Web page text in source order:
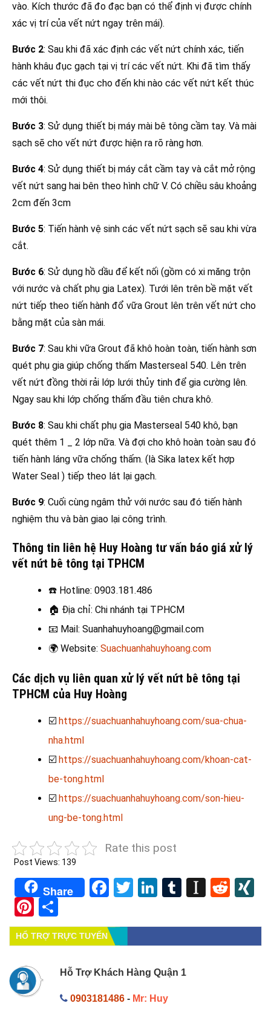
vào. Kích thước đã đo đạc bạn có thể định vị được chính
xác vị trí của vết nứt ngay trên mái).
Bước 2: Sau khi đã xác định các vết nứt chính xác, tiến
hành khâu đục gạch tại vị trí các vết nứt. Khi đã tìm thấy
các vết nứt thi đục cho đến khi nào các vết nứt kết thúc
mới thôi.
Bước 3: Sử dụng thiết bị máy mài bê tông cầm tay. Và mài
sạch sẽ cho vết nứt được hiện ra rõ ràng hơn.
Bước 4: Sử dụng thiết bị máy cắt cầm tay và cắt mở rộng
vết nứt sang hai bên theo hình chữ V. Có chiều sâu khoảng
2cm đến 3cm
Bước 5: Tiến hành vệ sinh các vết nứt sạch sẽ sau khi vừa
cắt.
Bước 6: Sử dụng hồ dầu để kết nối (gồm có xi măng trộn
với nước và chất phụ gia Latex). Tưới lên trên bề mặt vết
nứt tiếp theo tiến hành đổ vữa Grout lên trên vết nứt cho
bằng mặt của sàn mái.
Bước 7: Sau khi vữa Grout đã khô hoàn toàn, tiến hành sơn
quét phụ gia giúp chống thấm Masterseal 540. Lên trên
vết nứt đồng thời rải lớp lưới thủy tinh để gia cường lên.
Ngay sau khi lớp chống thấm đầu tiên chưa khô.
Bước 8: Sau khi chất phụ gia Masterseal 540 khô, bạn
quét thêm 1 _ 2 lớp nữa. Và đợi cho khô hoàn toàn sau đó
tiến hành láng vữa chống thấm. (là Sika latex kết hợp
Water Seal ) tiếp theo lát lại gạch.
Bước 9: Cuối cùng ngâm thử với nước sau đó tiến hành
nghiệm thu và bàn giao lại công trình.
Thông tin liên hệ Huy Hoàng tư vấn báo giá xử lý
vết nứt bê tông tại TPHCM
☎️ Hotline: 0903.181.486
🏠 Địa chỉ: Chi nhánh tại TPHCM
📧 Mail: Suanhahuyhoang@gmail.com
🌍 Website: Suachuanhahuyhoang.com
Các dịch vụ liên quan xử lý vết nứt bê tông tại
TPHCM của Huy Hoàng
☑️ https://suachuanhahuyhoang.com/sua-chua-
nha.html
☑️ https://suachuanhahuyhoang.com/khoan-cat-
be-tong.html
☑️ https://suachuanhahuyhoang.com/son-hieu-
ung-be-tong.html
Rate this post
Post Views: 139
Share Facebook
TwitterLinkedIn
Tumblr
Pinterest
HỔ TRỢ TRỰC TUYẾN
Hỗ Trợ Khách Hàng Quận 1
0903181486- Mr: Huy